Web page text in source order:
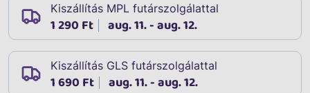
Kiszállítás MPL futárszolgálattal
1 290 Ft aug. 11. - aug. 12.
Kiszállítás GLS futárszolgálattal
1 690 Ft aug. 11. - aug. 12.